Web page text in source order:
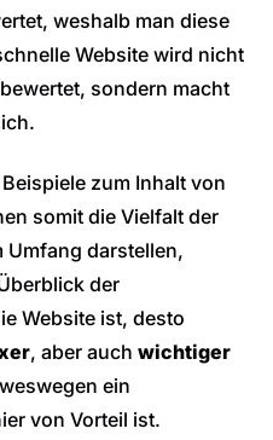
weshalb man diese
Website wird nicht
sondern macht
zum Inhalt von
somit die Vielfalt der
Umfang darstellen,
der
Website ist, desto
, aber auch wichtiger
ein
von Vorteil ist.